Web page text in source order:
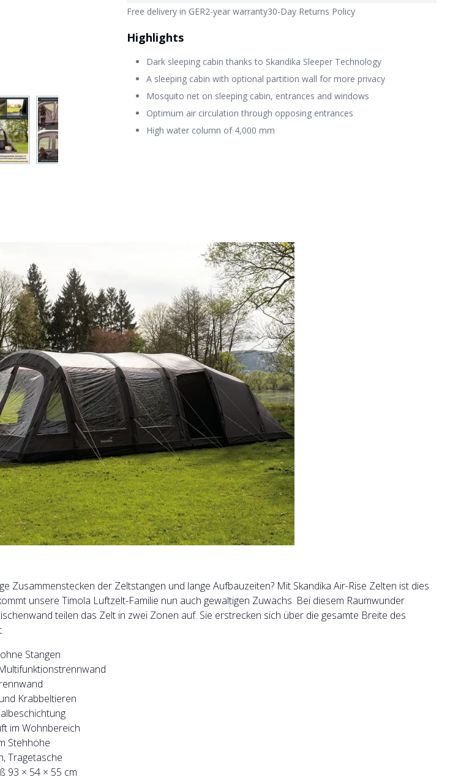
Free delivery in GER2-year warranty30-Day Returns Policy
Highlights
Dark sleeping cabin thanks to Skandika Sleeper Technology
A sleeping cabin with optional partition wall for more privacy
Mosquito net on sleeping cabin, entrances and windows
Optimum air circulation through opposing entrances
High water column of 4,000 mm
Zusammenstecken der Zeltstangen und lange Aufbauzeiten? Mit Skandika Air-Rise Zelten ist dies
unsere Timola Luftzelt-Familie nun auch gewaltigen Zuwachs. Bei diesem Raumwunder
teilen das Zelt in zwei Zonen auf. Sie erstrecken sich über die gesamte Breite des
Stangen
Krabbeltieren
im Wohnbereich
Stehhöhe
Tragetasche
93 × 54 × 55 cm